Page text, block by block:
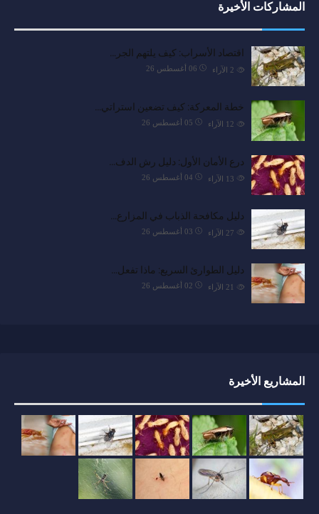
المشاركات الأخيرة
اقتصاد الأسراب: كيف يلتهم الجر…
06 أغسطس 26 الآراء
خطة المعركة: كيف تضعين استراتي…
05 أغسطس 26 الآراء
درع الأمان الأول: دليل رش الدف…
04 أغسطس 26 الآراء
دليل مكافحة الذباب في المزارع…
03 أغسطس 26 الآراء
دليل الطوارئ السريع: ماذا تفعل…
02 أغسطس 26 الآراء
المشاريع الأخيرة